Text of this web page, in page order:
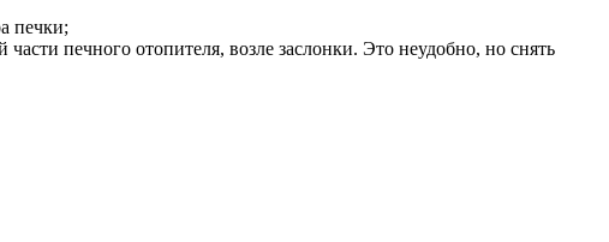
печки;
печного отопителя, возле заслонки. Это неудобно, но снять